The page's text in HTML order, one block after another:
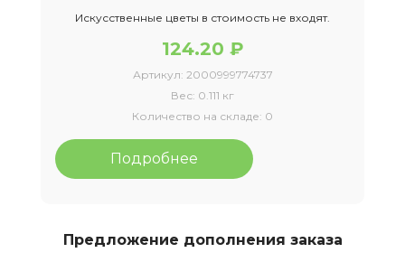
Искусственные цветы в стоимость не входят.
124.20 ₽
Артикул: 2000999774737
Вес: 0.111 кг
Количество на складе: 0
Подробнее
Предложение дополнения заказа